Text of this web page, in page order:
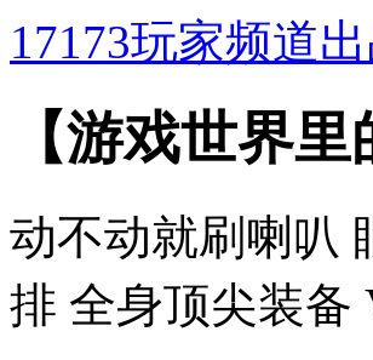
17173玩家频道
【游戏世界
动不动就刷喇叭
排 全身顶尖装备